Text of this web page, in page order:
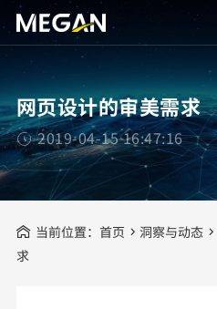
网页设计的审美需求
2019-04-15 16:47:16
当前位置： 首页 洞察与动态
求